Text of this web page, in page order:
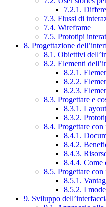
7.2.1.
7.3. Flussi di
7.4. Wireframe
7.5. Prototipi
8. Progettazione
8.1. Obiettivi
8.2. Elementi
8.2.1.
8.2.2.
8.2.3.
8.3. Progettare e
8.3.1.
8.3.2.
8.4. Progettare
8.4.1.
8.4.2.
8.4.3.
8.4.4. Come
8.5. Progettare
8.5.1.
8.5.2. I
9. Sviluppo